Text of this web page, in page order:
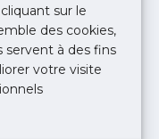
sur le
des cookies,
servent à des fins
votre visite